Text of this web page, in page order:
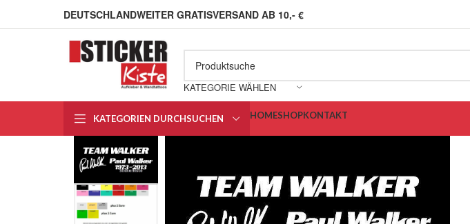
DEUTSCHLANDWEITER GRATISVERSAND AB 10,- €
KATEGORIE WÄHLEN
KATEGORIEN DURCHSUCHEN HOMESHOPKONTAKT